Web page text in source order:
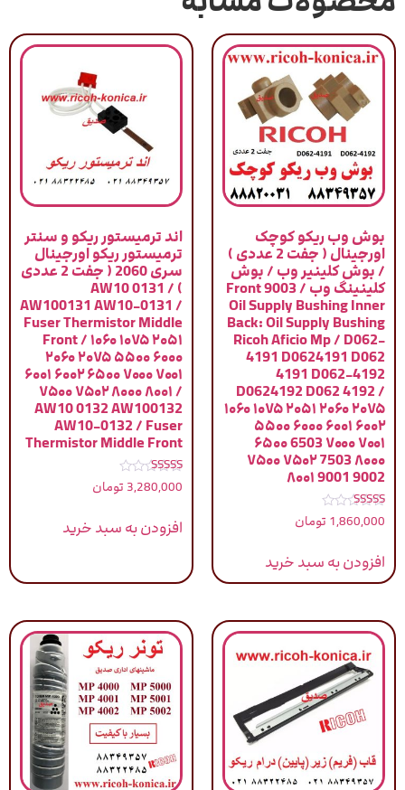
بوش وب ریکو کوچک
اورجینال ( جفت 2 عددی )
/ بوش کلینیر وب / بوش
کلینینگ وب / 9003 Front
Oil Supply Bushing Inner
Back: Oil Supply Bushing
Ricoh Aficio Mp / D062-
4191 D0624191 D062
4191 D062-4192
D0624192 D062 4192 /
۱۰۶۰ ۱۰۷۵ ۲۰۵۱ ۲۰۶۰ ۲۰۷۵
۵۵۰۰ ۶۰۰۰ ۶۰۰۱ ۶۰۰۲
۶۵۰۰ 6503 ۷۰۰۰ ۷۰۰۱
۷۵۰۰ ۷۵۰۲ 7503 ۸۰۰۰
۸۰۰۱ 9001 9002
نمره
5.00
1,860,000 تومان
افزودن به سبد خرید
اند ترمیستور ریکو و سنتر
ترمیستور ریکو اورجینال
سری 2060 ( جفت 2 عددی
) / AW10 0131
AW100131 AW10-0131 /
Fuser Thermistor Middle
Front / ۱۰۶۰ ۱۰۷۵ ۲۰۵۱
۲۰۶۰ ۲۰۷۵ ۵۵۰۰ ۶۰۰۰
۶۰۰۱ ۶۰۰۲ ۶۵۰۰ ۷۰۰۰ ۷۰۰۱
۷۵۰۰ ۷۵۰۲ ۸۰۰۰ ۸۰۰۱ /
AW10 0132 AW100132
AW10-0132 / Fuser
Thermistor Middle Front
نمره
5.00
3,280,000 تومان
افزودن به سبد خرید